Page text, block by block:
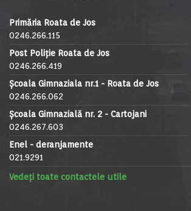
Primăria Roata de Jos
0246.266.115
Post Poliție Roata de Jos
0246.266.419
Școala Gimnaziala nr.1 - Roata de Jos
0246.266.062
Școala Gimnazială nr. 2 - Cartojani
0246.267.603
Enel - deranjamente
021.9291
Vedeți toate contactele utile